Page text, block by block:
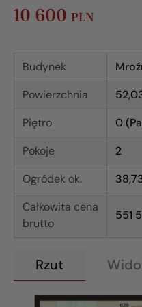
10 600 PLN
Budynek
Powierzchnia
Piętro
0
Pokoje
2
Ogródek ok.
Całkowita cena
brutto
551
Rzut